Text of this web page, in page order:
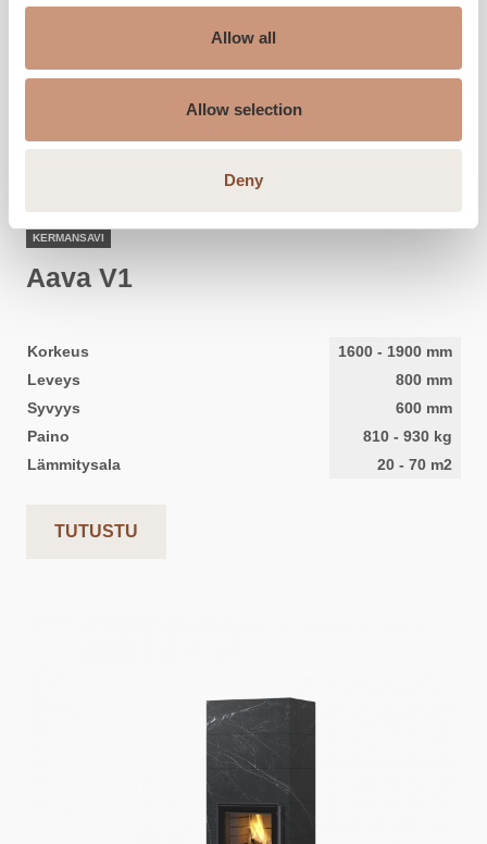
Allow all
Allow selection
Deny
KERMANSAVI
Aava V1
Korkeus 1600 - 1900 mm
Leveys
800 mm
Syvyys
600 mm
Paino
810 - 930 kg
Lämmitysala
20 - 70 m2
TUTUSTU